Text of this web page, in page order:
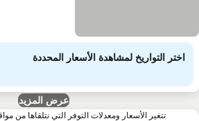
اختر التواريخ لمشاهدة الأسعار المحددة
عرض المزيد
تتغير الأسعار ومعدلات التوفر التي نتلقاها من